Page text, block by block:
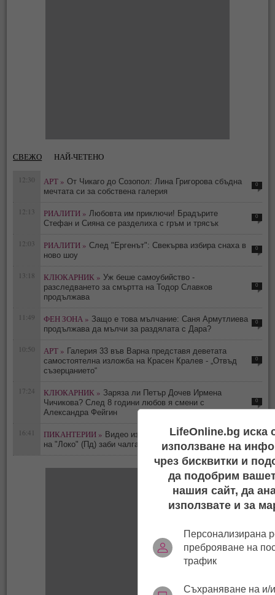
СВЕЖО НАЙ-ЧЕТЕНО
12:30 АРТ » От Чикаго до Созопол: Лина Григорова сбъдна
мечтата си за собствена галерия
0
12:13 РИАЛИТИ » Любовта им приключи! Брадърите
Стефан и Сияна се разделиха с гръм и трясък
0
12:03 РИАЛИТИ » След "Ергенът": Свекърва избира снаха в
ново шоу
0
13:18 КЛЮКАРНИК » Уж беше самоубийство -
разследването за смъртта на Тодор Славков
продължава
0
11:49 ФЕН ЗОНА » Защо е това мълчание: Саня Армутлиева
продължава да мълчи за раздялата с Дара?
0
10:50 АРТ » Галерия 33 във Варна представя деветата
самостоятелна изложба на Красен Кралев - „Отвъд
съзерцанието“
0
17:24 КЛЮКАРНИК » Заряза ли Петър Дочев Ирмена
Чичикова? След 8 години любов я смени с
Александра Фейгин
0
16:41 ПИКАНТЕРИИ » Видео издаде флирта им: Футболист
на "Локо" (Пд) заби чалгаджийката Ивайла
LifeOnline.bg иска
използване на
чрез бисквитки и
да подобрим
нашия сайт, да
използвате и за
Персонализирана
преброяване на
трафик
Съхраняване на и/